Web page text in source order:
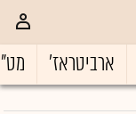
ארביטראז'